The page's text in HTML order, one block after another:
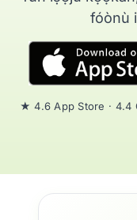
fóònù
★ 4.6 App Store · 4.4